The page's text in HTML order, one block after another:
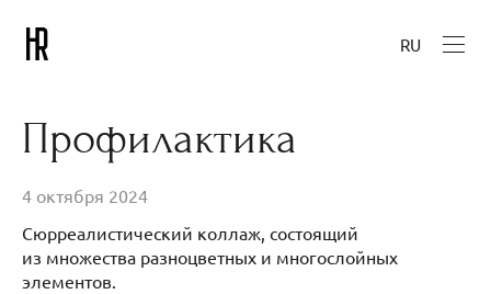
RU
Профилактика
4 октября 2024
Сюрреалистический коллаж, состоящий
из множества разноцветных и многослойных
элементов.